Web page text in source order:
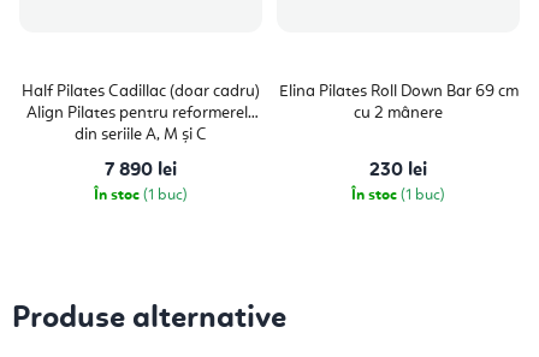
Half Pilates Cadillac (doar cadru)
Align Pilates pentru reformerele
din seriile A, M și C
7 890 lei
În stoc (1 buc)
Elina Pilates Roll Down Bar 69 cm
cu 2 mânere
230 lei
În stoc (1 buc)
Produse alternative